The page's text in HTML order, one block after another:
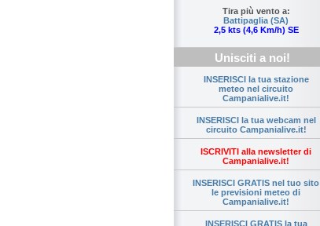
Tira più vento a:
Battipaglia (SA)
2,5 kts (4,6 Km/h) SE
Unisciti a noi!
INSERISCI la tua stazione
meteo nel circuito
Campanialive.it!
INSERISCI la tua webcam nel
circuito Campanialive.it!
ISCRIVITI alla newsletter di
Campanialive.it!
INSERISCI GRATIS nel tuo sito
le previsioni meteo di
Campanialive.it!
INSERISCI GRATIS la tua